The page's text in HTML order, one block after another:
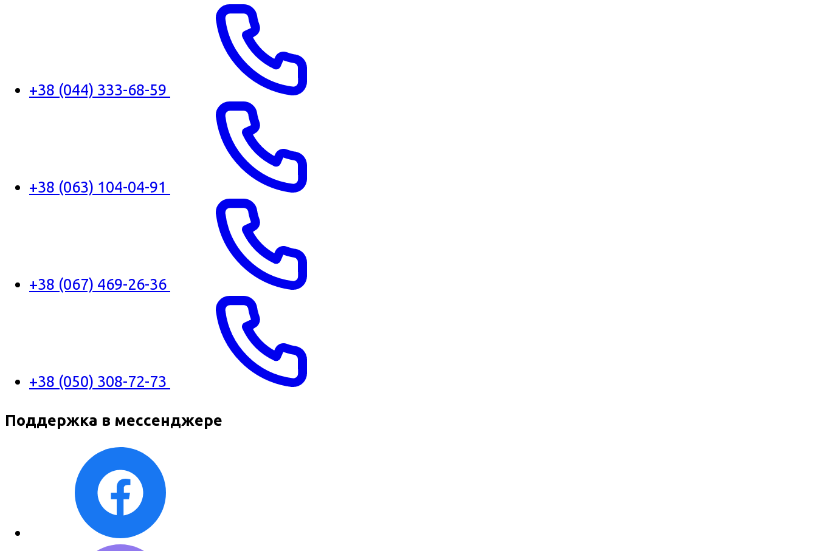
+38 (044) 333-68-59
+38 (063) 104-04-91
+38 (067) 469-26-36
+38 (050) 308-72-73
Поддержка в мессенджере